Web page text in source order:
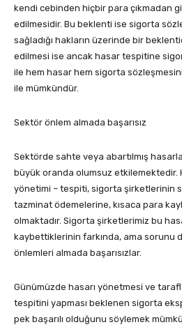
kendi cebinden hiçbir para çıkmadan
edilmesidir. Bu beklenti ise sigorta
sağladığı hakların üzerinde bir
edilmesi ise ancak hasar tespitine
ile hem hasar hem sigorta
ile mümkündür.
Sektör önlem almada başarısız
Sektörde sahte veya abartılmış
büyük oranda olumsuz etkilemektedir.
yönetimi – tespiti, sigorta şirketlerinin
tazminat ödemelerine, kısaca para
olmaktadır. Sigorta şirketlerimiz bu
kaybettiklerinin farkında, ama sorunu
önlemleri almada başarısızlar.
Günümüzde hasarı yönetmesi ve
tespitini yapması beklenen sigorta
pek başarılı olduğunu söylemek